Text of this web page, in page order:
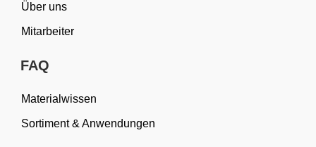
Über uns
Mitarbeiter
FAQ
Materialwissen
Sortiment & Anwendungen